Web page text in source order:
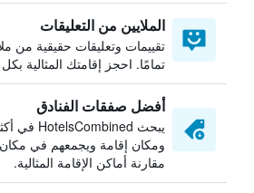
الملايين من التعليقات
تقييمات وتعليقات حقيقية من
تمامًا. احجز إقامتك المثالية
أفضل صفقات الفنادق
ومكان إقامة ويجمعهم في
مقارنة أماكن الإقامة المثالية.